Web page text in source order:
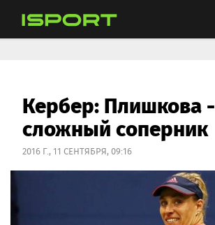
Кербер: Плишкова -
сложный соперник
2016 Г., 11 СЕНТЯБРЯ, 09:16